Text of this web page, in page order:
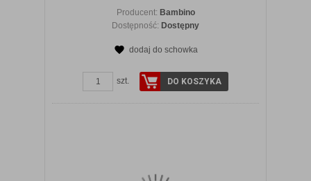
Producent: Bambino
Dostępność: Dostępny
dodaj do schowka
szt. DO KOSZYKA